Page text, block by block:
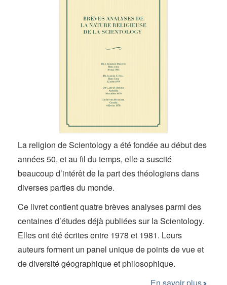
La religion de Scientology a été fondée au début des
années 50, et au fil du temps, elle a suscité
beaucoup d’intérêt de la part des théologiens dans
diverses parties du monde.
Ce livret contient quatre brèves analyses parmi des
centaines d’études déjà publiées sur la Scientology.
Elles ont été écrites entre 1978 et 1981. Leurs
auteurs forment un panel unique de points de vue et
de diversité géographique et philosophique.
En savoir plus